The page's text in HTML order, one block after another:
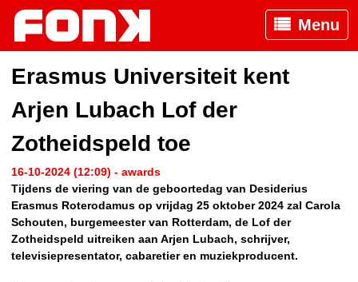
Menu
Erasmus Universiteit kent
Arjen Lubach Lof der
Zotheidspeld toe
16-10-2024 (12:09) - awards
Tijdens de viering van de geboortedag van Desiderius
Erasmus Roterodamus op vrijdag 25 oktober 2024 zal Carola
Schouten, burgemeester van Rotterdam, de Lof der
Zotheidspeld uitreiken aan Arjen Lubach, schrijver,
televisiepresentator, cabaretier en muziekproducent.